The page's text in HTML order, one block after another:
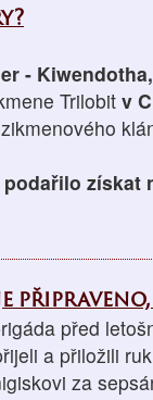
-
Trilobit v
získat
před
a přiložili
za